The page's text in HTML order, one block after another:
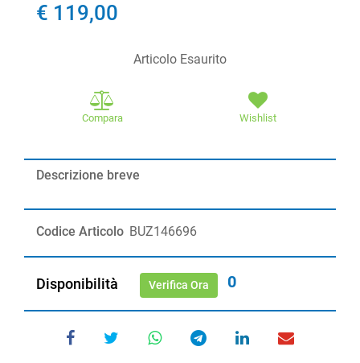
€ 119,00
Articolo Esaurito
Compara Wishlist
Descrizione breve
Codice Articolo BUZ146696
Disponibilità Verifica Ora 0